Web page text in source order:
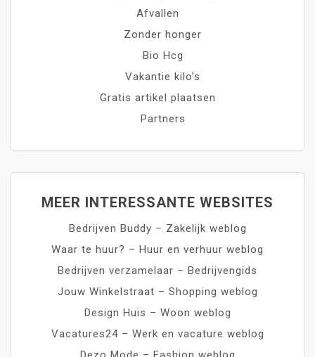
Afvallen
Zonder honger
Bio Hcg
Vakantie kilo’s
Gratis artikel plaatsen
Partners
MEER INTERESSANTE WEBSITES
Bedrijven Buddy – Zakelijk weblog
Waar te huur? – Huur en verhuur weblog
Bedrijven verzamelaar – Bedrijvengids
Jouw Winkelstraat – Shopping weblog
Design Huis – Woon weblog
Vacatures24 – Werk en vacature weblog